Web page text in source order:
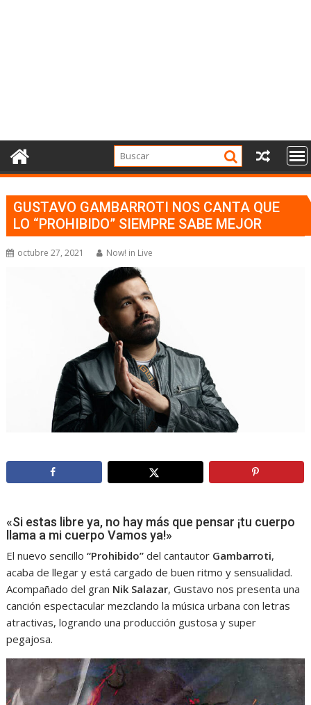
GUSTAVO GAMBARROTI NOS CANTA QUE
LO “PROHIBIDO” SIEMPRE SABE MEJOR
octubre 27, 2021 Now! in Live
«Si estas libre ya, no hay más que pensar ¡tu cuerpo
llama a mi cuerpo Vamos ya!»
El nuevo sencillo“Prohibido” del cantautor Gambarroti,
acaba de llegar y está cargado de buen ritmo y sensualidad.
Acompañado del gran Nik Salazar, Gustavo nos presenta una
canción espectacular mezclando la música urbana con letras
atractivas, logrando una producción gustosa y super
pegajosa.